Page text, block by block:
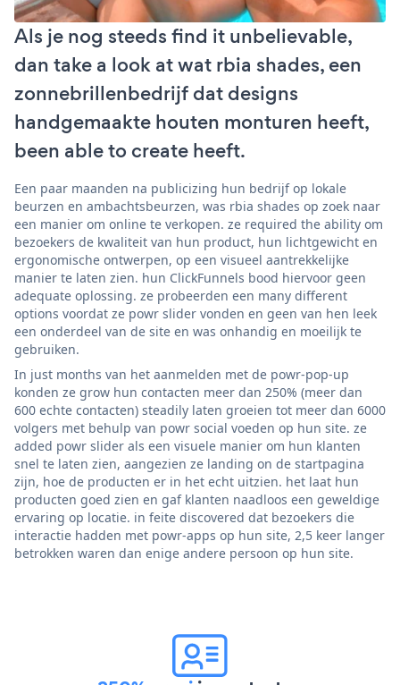
Als je nog steeds find it unbelievable,
dan take a look at wat rbia shades, een
zonnebrillenbedrijf dat designs
handgemaakte houten monturen heeft,
been able to create heeft.
Een paar maanden na publicizing hun bedrijf op lokale
beurzen en ambachtsbeurzen, was rbia shades op zoek naar
een manier om online te verkopen. ze required the ability om
bezoekers de kwaliteit van hun product, hun lichtgewicht en
ergonomische ontwerpen, op een visueel aantrekkelijke
manier te laten zien. hun ClickFunnels bood hiervoor geen
adequate oplossing. ze probeerden een many different
options voordat ze powr slider vonden en geen van hen leek
een onderdeel van de site en was onhandig en moeilijk te
gebruiken.
In just months van het aanmelden met de powr-pop-up
konden ze grow hun contacten meer dan 250% (meer dan
600 echte contacten) steadily laten groeien tot meer dan 6000
volgers met behulp van powr social voeden op hun site. ze
added powr slider als een visuele manier om hun klanten
snel te laten zien, aangezien ze landing on de startpagina
zijn, hoe de producten er in het echt uitzien. het laat hun
producten goed zien en gaf klanten naadloos een geweldige
ervaring op locatie. in feite discovered dat bezoekers die
interactie hadden met powr-apps op hun site, 2,5 keer langer
betrokken waren dan enige andere persoon op hun site.